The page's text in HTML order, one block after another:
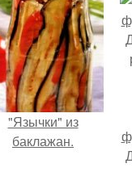
"Язычки" из
баклажан.